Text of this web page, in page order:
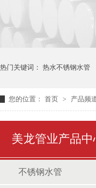
热门关键词： 热水不锈钢水管
您的位置： 首页 > 产品频
美龙管业产品中
不锈钢水管